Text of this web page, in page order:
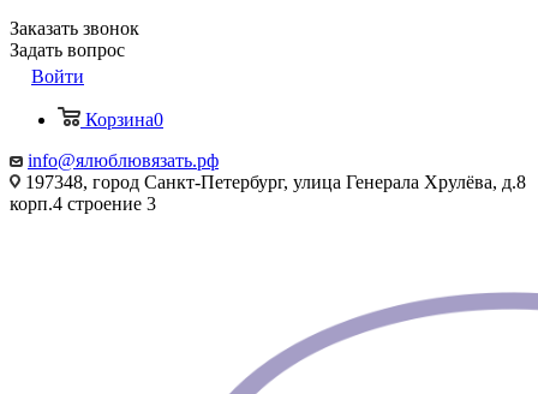
Заказать звонок
Задать вопрос
Войти
Корзина0
info@ялюблювязать.рф
197348, город Санкт-Петербург, улица Генерала Хрулёва, д.8
корп.4 строение 3